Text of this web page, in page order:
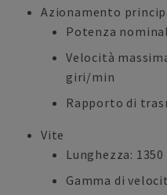
Azionamento
Potenza
Velocità
giri/min
Rapporto di
Vite
Lunghezza:
Gamma di